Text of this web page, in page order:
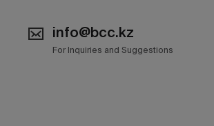
info@bcc.kz
For Inquiries and Suggestions